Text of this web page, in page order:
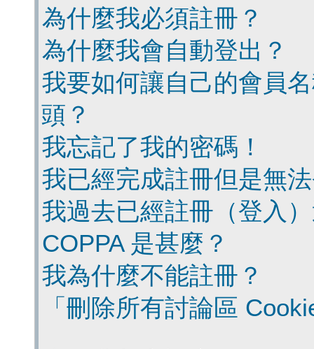
為什麼我必須註冊？
為什麼我會自動登出？
我要如何讓自己的會員
頭？
我忘記了我的密碼！
我已經完成註冊但是無
我過去已經註冊（登入
COPPA 是甚麼？
我為什麼不能註冊？
「刪除所有討論區